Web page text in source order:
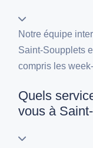
Notre équipe
Saint-Soupplets
compris les
Quels
vous à